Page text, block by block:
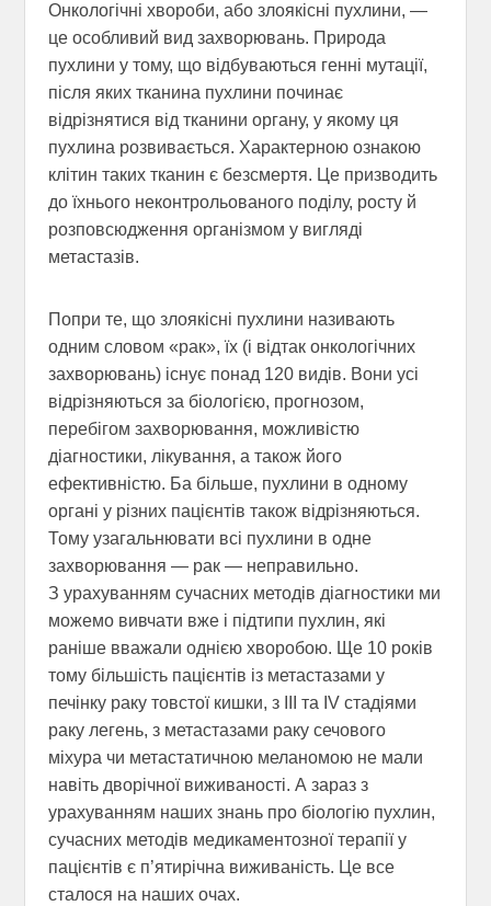
Онкологічні хвороби, або злоякісні пухлини, —
це особливий вид захворювань. Природа
пухлини у тому, що відбуваються генні мутації,
після яких тканина пухлини починає
відрізнятися від тканини органу, у якому ця
пухлина розвивається. Характерною ознакою
клітин таких тканин є безсмертя. Це призводить
до їхнього неконтрольованого поділу, росту й
розповсюдження організмом у вигляді
метастазів.
Попри те, що злоякісні пухлини називають
одним словом «рак», їх (і відтак онкологічних
захворювань) існує понад 120 видів. Вони усі
відрізняються за біологією, прогнозом,
перебігом захворювання, можливістю
діагностики, лікування, а також його
ефективністю. Ба більше, пухлини в одному
органі у різних пацієнтів також відрізняються.
Тому узагальнювати всі пухлини в одне
захворювання — рак — неправильно.
З урахуванням сучасних методів діагностики ми
можемо вивчати вже і підтипи пухлин, які
раніше вважали однією хворобою. Ще 10 років
тому більшість пацієнтів із метастазами у
печінку раку товстої кишки, з III та IV стадіями
раку легень, з метастазами раку сечового
міхура чи метастатичною меланомою не мали
навіть дворічної виживаності. А зараз з
урахуванням наших знань про біологію пухлин,
сучасних методів медикаментозної терапії у
пацієнтів є п’ятирічна виживаність. Це все
сталося на наших очах.